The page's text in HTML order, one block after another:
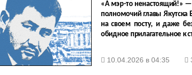
«А мэр-то ненастоящий!» —
полномочий главы Якутска
на своем посту, и даже
обидное прилагательное к
10.04.2026 в 04:35